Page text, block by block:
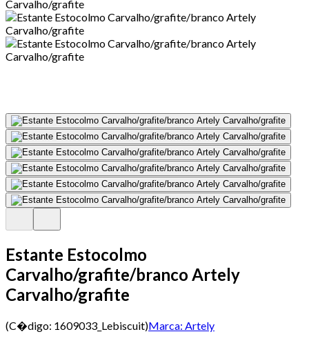
Estante Estocolmo
Carvalho/grafite/branco Artely
Carvalho/grafite
(C�digo: 1609033_Lebiscuit)Marca: Artely